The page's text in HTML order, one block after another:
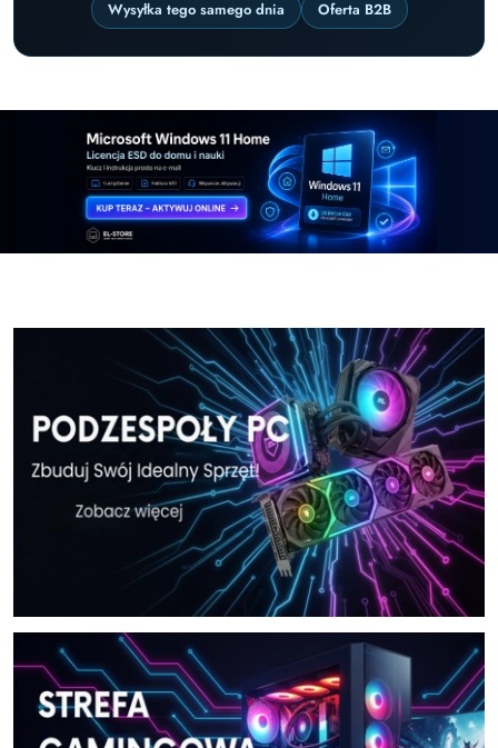
Wysyłka tego samego dnia
Oferta B2B
Pomiń karuzelę promocyjną